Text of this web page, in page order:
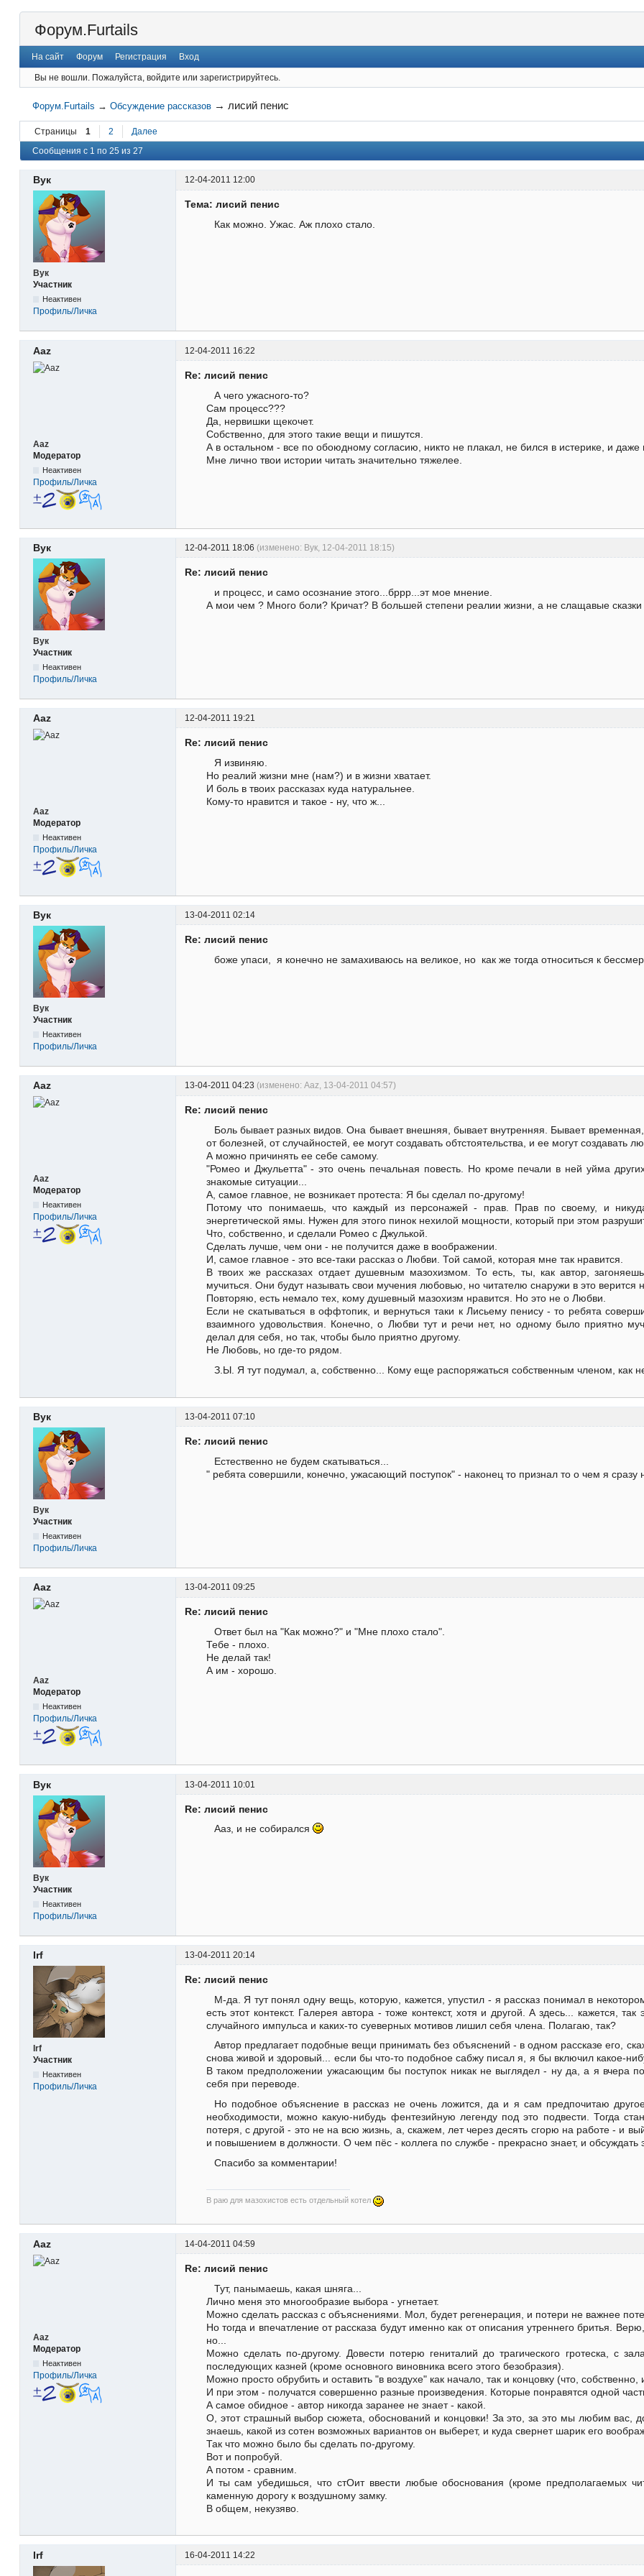
Форум.Furtails
На сайт Форум Регистрация Вход
Вы не вошли. Пожалуйста, войдите или зарегистрируйтесь.
Форум.Furtails →Обсуждение рассказов →лисий пенис
Страницы 1 2
Далее
Сообщения с 1 по 25 из 27
Вук 12-04-2011 12:00
Вук
Участник
Неактивен
Профиль/Личка
Тема: лисий пенис
Как можно. Ужас. Аж плохо стало.
Aaz 12-04-2011 16:22
Aaz
Модератор
Неактивен
Профиль/Личка
Re: лисий пенис
А чего ужасного-то?
Сам процесс???
Да, нервишки щекочет.
Собственно, для этого такие вещи и пишутся.
А в остальном - все по обоюдному согласию, никто не плакал, не бился в истерике, и даже
Мне лично твои истории читать значительно тяжелее.
Вук 12-04-2011 18:06 (изменено: Вук, 12-04-2011 18:15)
Вук
Участник
Неактивен
Профиль/Личка
Re: лисий пенис
и процесс, и само осознание этого...бррр...эт мое мнение.
А мои чем ? Много боли? Кричат? В большей степени реалии жизни, а не слащавые
Aaz 12-04-2011 19:21
Aaz
Модератор
Неактивен
Профиль/Личка
Re: лисий пенис
Я извиняю.
Но реалий жизни мне (нам?) и в жизни хватает.
И боль в твоих рассказах куда натуральнее.
Кому-то нравится и такое - ну, что ж...
Вук 13-04-2011 02:14
Вук
Участник
Неактивен
Профиль/Личка
Re: лисий пенис
боже упаси, я конечно не замахиваюсь на великое, но как же тогда относиться к
Aaz 13-04-2011 04:23 (изменено: Aaz, 13-04-2011 04:57)
Aaz
Модератор
Неактивен
Профиль/Личка
Re: лисий пенис
Боль бывает разных видов. Она бывает внешняя, бывает внутренняя. Бывает
от болезней, от случайностей, ее могут создавать обтстоятельства, и ее могут создавать
А можно причинять ее себе самому.
"Ромео и Джульетта" - это очень печальная повесть. Но кроме печали в ней уйма
знакомые ситуации...
А, самое главное, не возникает протеста: Я бы сделал по-другому!
Потому что понимаешь, что каждый из персонажей - прав. Прав по своему, и
энергетической ямы. Нужен для этого пинок нехилой мощности, который при этом
Что, собственно, и сделали Ромео с Джулькой.
Сделать лучше, чем они - не получится даже в воображении.
И, самое главное - это все-таки рассказ о Любви. Той самой, которая мне так нравится.
В твоих же рассказах отдает душевным мазохизмом. То есть, ты, как автор,
мучиться. Они будут называть свои мучения любовью, но читателю снаружи в это
Повторяю, есть немало тех, кому душевный мазохизм нравится. Но это не о Любви.
Если не скатываться в оффтопик, и вернуться таки к Лисьему пенису - то ребята
взаимного удовольствия. Конечно, о Любви тут и речи нет, но одному было приятно
делал для себя, но так, чтобы было приятно другому.
Не Любовь, но где-то рядом.
З.Ы. Я тут подумал, а, собственно... Кому еще распоряжаться собственным членом, как
Вук 13-04-2011 07:10
Вук
Участник
Неактивен
Профиль/Личка
Re: лисий пенис
Естественно не будем скатываться...
" ребята совершили, конечно, ужасающий поступок" - наконец то признал то о чем я сразу
Aaz 13-04-2011 09:25
Aaz
Модератор
Неактивен
Профиль/Личка
Re: лисий пенис
Ответ был на "Как можно?" и "Мне плохо стало".
Тебе - плохо.
Не делай так!
А им - хорошо.
Вук 13-04-2011 10:01
Вук
Участник
Неактивен
Профиль/Личка
Re: лисий пенис
Ааз, и не собирался
Irf 13-04-2011 20:14
Irf
Участник
Неактивен
Профиль/Личка
Re: лисий пенис
М-да. Я тут понял одну вещь, которую, кажется, упустил - я рассказ понимал в
есть этот контекст. Галерея автора - тоже контекст, хотя и другой. А здесь... кажется,
случайного импульса и каких-то суеверных мотивов лишил себя члена. Полагаю, так?
Автор предлагает подобные вещи принимать без объяснений - в одном рассказе его,
снова живой и здоровый... если бы что-то подобное сабжу писал я, я бы включил какое-
В таком предположении ужасающим бы поступок никак не выглядел - ну да, а я вчера
себя при переводе.
Но подобное объяснение в рассказ не очень ложится, да и я сам предпочитаю
необходимости, можно какую-нибудь фентезийную легенду под это подвести. Тогда
потеря, с другой - это не на всю жизнь, а, скажем, лет через десять сгорю на работе - и
и повышением в должности. О чем пёс - коллега по службе - прекрасно знает, и обсуждать
Спасибо за комментарии!
В раю для мазохистов есть отдельный котел
Aaz 14-04-2011 04:59
Aaz
Модератор
Неактивен
Профиль/Личка
Re: лисий пенис
Тут, панымаешь, какая шняга...
Лично меня это многообразие выбора - угнетает.
Можно сделать рассказ с объяснениями. Мол, будет регенерация, и потери не важнее
Но тогда и впечатление от рассказа будут именно как от описания утреннего бритья.
но...
Можно сделать по-другому. Довести потерю гениталий до трагического гротеска, с
последующих казней (кроме основного виновника всего этого безобразия).
Можно просто обрубить и оставить "в воздухе" как начало, так и концовку (что, собственно,
И при этом - получатся совершенно разные произведения. Которые понравятся одной
А самое обидное - автор никогда заранее не знает - какой.
О, этот страшный выбор сюжета, обоснований и концовки! За это, за это мы любим вас,
знаешь, какой из сотен возможных вариантов он выберет, и куда свернет шарик его
Так что можно было бы сделать по-другому.
Вот и попробуй.
А потом - сравним.
И ты сам убедишься, что стОит ввести любые обоснования (кроме предполагаемых
каменную дорогу к воздушному замку.
В общем, некузяво.
Irf 16-04-2011 14:22